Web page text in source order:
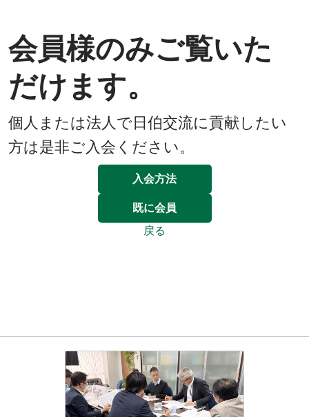
会員様のみご覧いた
だけます。
個人または法人で日伯交流に貢献したい
方は是非ご入会ください。
入会方法
既に会員
戻る